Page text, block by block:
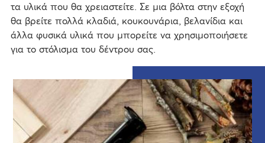
τα υλικά που θα χρειαστείτε. Σε μια βόλτα στην εξοχή
θα βρείτε πολλά κλαδιά, κουκουνάρια, βελανίδια και
άλλα φυσικά υλικά που μπορείτε να χρησιμοποιήσετε
για το στόλισμα του δέντρου σας.